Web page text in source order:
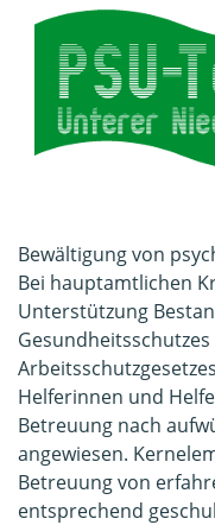
Bewältigung von
Bei hauptamtlichen
Unterstützung
Helferinnen und
Betreuung nach
angewiesen.
Betreuung von
entsprechend